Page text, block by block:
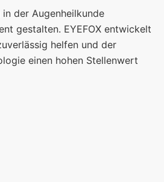
der Augenheilkunde
gestalten. EYEFOX entwickelt
helfen und der
einen hohen Stellenwert